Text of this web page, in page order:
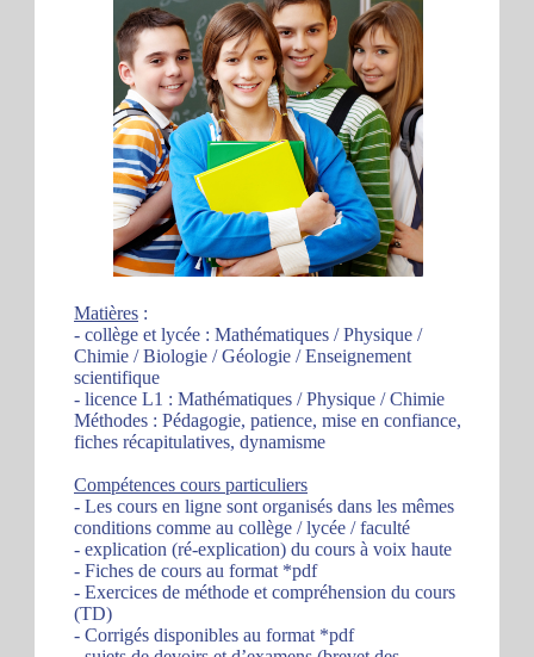
Matières :
- collège et lycée : Mathématiques / Physique /
Chimie / Biologie / Géologie / Enseignement
scientifique
- licence L1 : Mathématiques / Physique / Chimie
Méthodes : Pédagogie, patience, mise en confiance,
fiches récapitulatives, dynamisme
Compétences cours particuliers
- Les cours en ligne sont organisés dans les mêmes
conditions comme au collège / lycée / faculté
- explication (ré-explication) du cours à voix haute
- Fiches de cours au format *pdf
- Exercices de méthode et compréhension du cours
(TD)
- Corrigés disponibles au format *pdf